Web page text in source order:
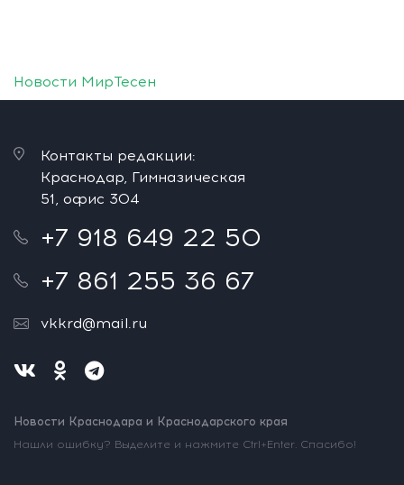
Новости МирТесен
Контакты редакции:
Краснодар, Гимназическая
51, офис 304
+7 918 649 22 50
+7 861 255 36 67
vkkrd@mail.ru
Новости Краснодара и Краснодарского края
Нашли ошибку? Выделите и нажмите Ctrl+Enter. Спасибо!